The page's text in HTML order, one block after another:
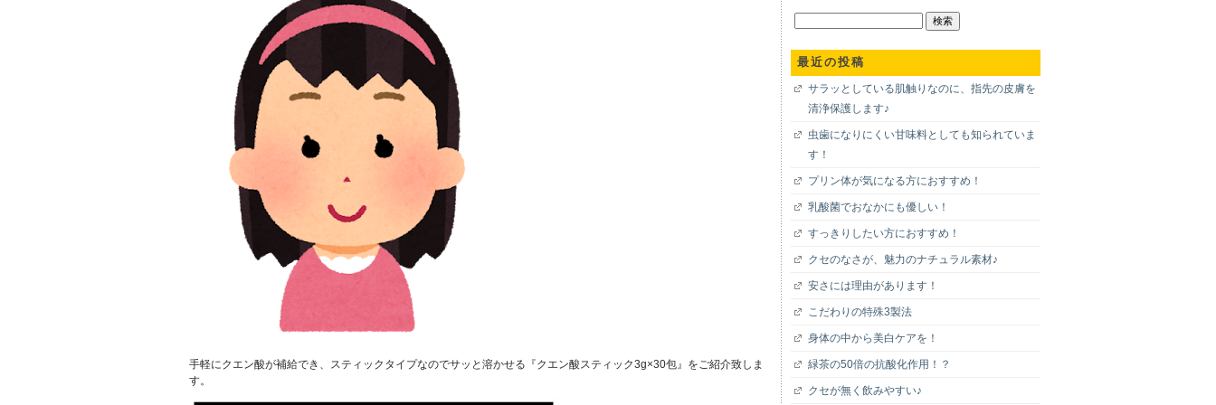
手軽にクエン酸が補給でき、スティックタイプなのでサッと溶かせる『クエン酸スティック3g×30包』をご紹介致しま
す。
最近の投稿
サラッとしている肌触りなのに、指先の皮膚を
清浄保護します♪
虫歯になりにくい甘味料としても知られていま
す！
プリン体が気になる方におすすめ！
乳酸菌でおなかにも優しい！
すっきりしたい方におすすめ！
クセのなさが、魅力のナチュラル素材♪
安さには理由があります！
こだわりの特殊3製法
身体の中から美白ケアを！
緑茶の50倍の抗酸化作用！？
クセが無く飲みやすい♪